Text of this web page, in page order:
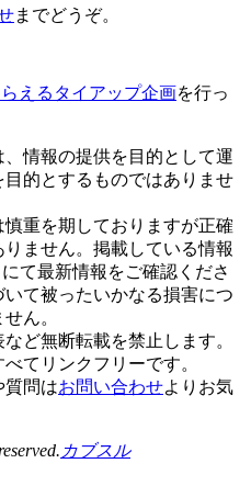
までどうぞ。
えるタイアップ企画を行っ
情報の提供を目的として運
的とするものではありませ
重を期しておりますが正確
ません。掲載している情報
て最新情報をご確認くださ
て被ったいかなる損害につ
ん。
ど無断転載を禁止します。
てリンクフリーです。
質問はお問い合わせよりお気
カブスル